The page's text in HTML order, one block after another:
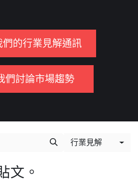
們的行業見解通訊
們討論市場趨勢
行業見解
文。